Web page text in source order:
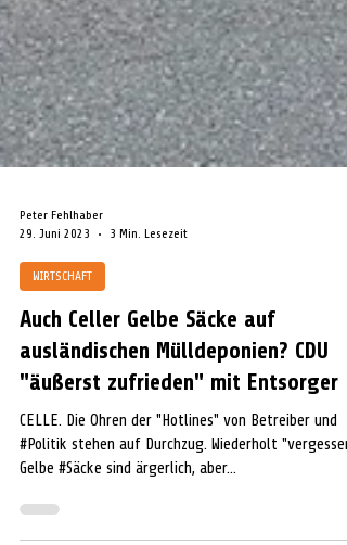
Peter Fehlhaber
29. Juni 2023
WIRTSCHAFT
Auch Celler Gelbe Säcke auf
ausländischen Mülldeponien? CDU
"äußerst zufrieden" mit Entsorger
CELLE. Die Ohren der "Hotlines" von Betreiber und
Gelbe #Säcke sind ärgerlich, aber...